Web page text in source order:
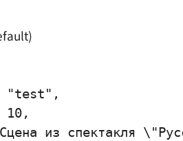
"test",
10,
из спектакля